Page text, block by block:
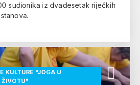
sudionika iz dvadesetak riječkih
KULTURE "JOGA U
ŽIVOTU"